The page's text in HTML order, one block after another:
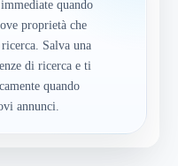
quando
proprietà che
Salva una
di ricerca e ti
quando
annunci.